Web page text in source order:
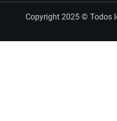
Copyright 2025 © Todos